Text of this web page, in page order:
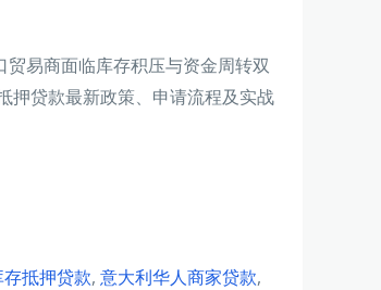
易商面临库存积压与资金周转双
押贷款最新政策、申请流程及实战
存抵押贷款, 意大利华人商家贷款,